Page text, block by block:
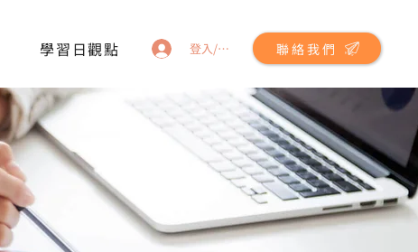
學習日觀點 登入/註冊 聯絡我們